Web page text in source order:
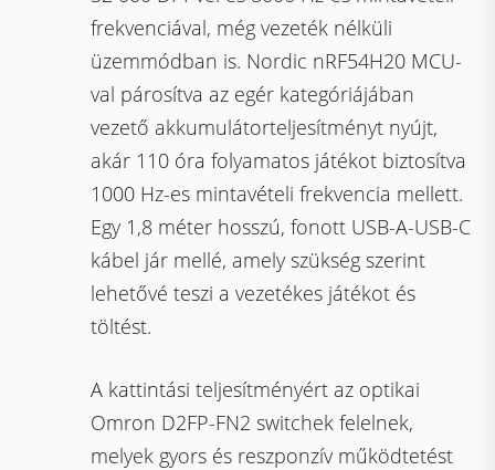
frekvenciával, még vezeték nélküli
üzemmódban is. Nordic nRF54H20 MCU-
val párosítva az egér kategóriájában
vezető akkumulátorteljesítményt nyújt,
akár 110 óra folyamatos játékot biztosítva
1000 Hz-es mintavételi frekvencia mellett.
Egy 1,8 méter hosszú, fonott USB-A-USB-C
kábel jár mellé, amely szükség szerint
lehetővé teszi a vezetékes játékot és
töltést.
A kattintási teljesítményért az optikai
Omron D2FP-FN2 switchek felelnek,
melyek gyors és reszponzív működtetést